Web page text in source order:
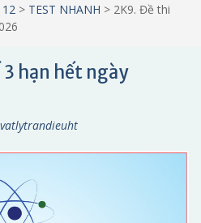
12 > TEST NHANH > 2K9. Đề thi
hạn hết ngày
vatlytrandieuht